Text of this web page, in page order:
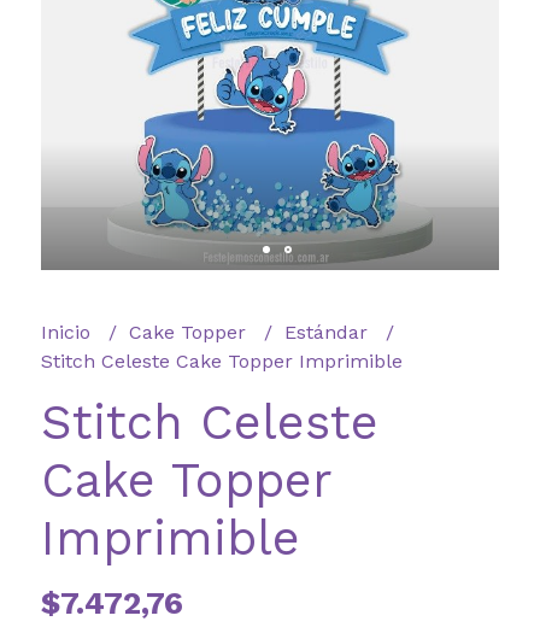
Inicio Cake Topper
Estándar
Stitch Celeste Cake Topper Imprimible
Stitch Celeste
Cake Topper
Imprimible
$7.472,76